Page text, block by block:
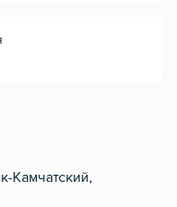
Камчатский,